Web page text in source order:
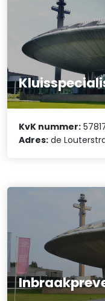
KvK nummer:
Adres: de